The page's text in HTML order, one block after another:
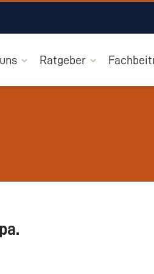
Ratgeber